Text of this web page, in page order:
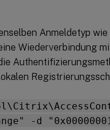
Anmeldetyp
Wiederverbindung
-d